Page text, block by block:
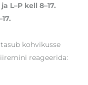
L–P kell 8–17.
kohvikusse
reageerida: